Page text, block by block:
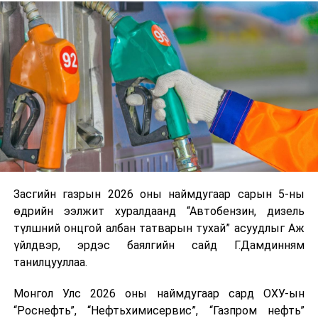
үүсвэрийг нэмэгдүүлэх чиглэлд анхаарч байна.
Замын-Үүд боомтоор 2000 тонн дизель түлш орж
ирсэн бөгөөд шилжүүлэн ачих ажиллагаа хийгдэж
байна" гэлээ
гэж Аж үйлдвэр, эрдэс баялгийн яамнаас
мэдээллээ.
Засгийн газрын 2026 оны наймдугаар сарын 5-ны
өдрийн ээлжит хуралдаанд “Автобензин, дизель
түлшний онцгой албан татварын тухай” асуудлыг Аж
үйлдвэр, эрдэс баялгийн сайд Г.Дамдинням
танилцууллаа.
Монгол Улс 2026 оны наймдугаар сард ОХУ-ын
“Роснефть”, “Нефтьхимисервис”, “Газпром нефть”